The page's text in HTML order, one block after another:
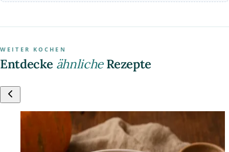
WEITER KOCHEN
Entdecke ähnlicheRezepte